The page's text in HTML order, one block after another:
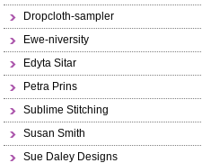
Dropcloth-sampler
Ewe-niversity
Edyta Sitar
Petra Prins
Sublime Stitching
Susan Smith
Sue Daley Designs